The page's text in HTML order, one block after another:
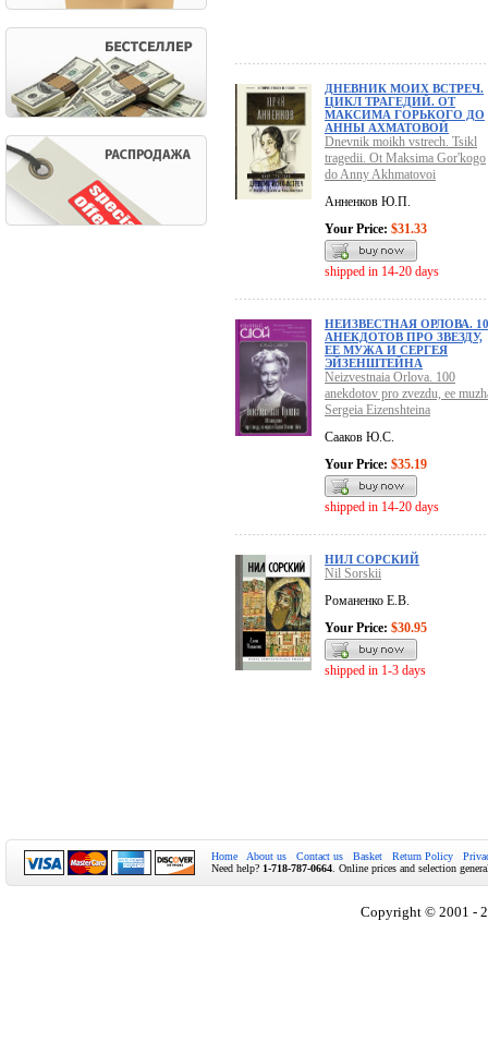
ДНЕВНИК МОИХ ВСТРЕЧ.
ЦИКЛ ТРАГЕДИЙ. ОТ
МАКСИМА ГОРЬКОГО ДО
АННЫ АХМАТОВОЙ
Dnevnik moikh vstrech. Tsikl
tragedii. Ot Maksima Gor'kogo
do Anny Akhmatovoi
Анненков Ю.П.
Your Price: $31.33
shipped in 14-20 days
НЕИЗВЕСТНАЯ ОРЛОВА.
АНЕКДОТОВ ПРО ЗВЕЗДУ,
ЕЕ МУЖА И СЕРГЕЯ
ЭЙЗЕНШТЕЙНА
Neizvestnaia Orlova. 100
anekdotov pro zvezdu, ee
Sergeia Eizenshteina
Сааков Ю.С.
Your Price: $35.19
shipped in 14-20 days
НИЛ СОРСКИЙ
Nil Sorskii
Романенко Е.В.
Your Price: $30.95
shipped in 1-3 days
Home About us Contact us Basket Return Policy
Need help? 1-718-787-0664 . Online prices and selection
Copyright © 2001 -